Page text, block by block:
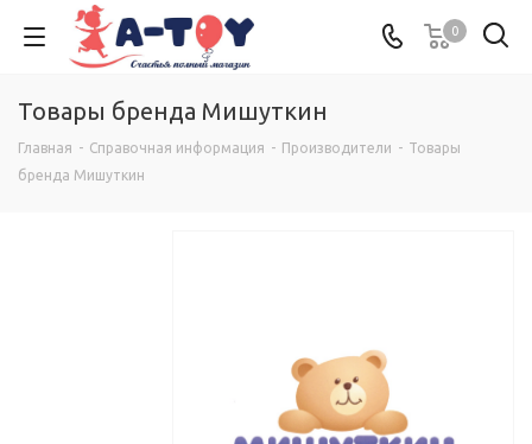
0
Товары бренда Мишуткин
Главная - Справочная информация - Производители - Товары
бренда Мишуткин